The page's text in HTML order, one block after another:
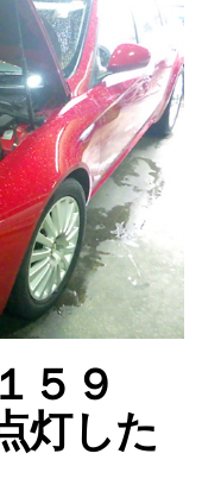
り
替
え
５９
灯した